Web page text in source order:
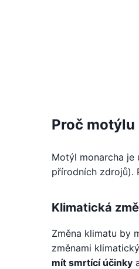
Proč
Motýl monarcha je
přírodních zdrojů).
Klimatická
Změna klimatu by
změnami
mít smrtící účinky